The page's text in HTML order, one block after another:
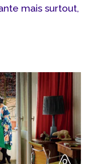
mais surtout,